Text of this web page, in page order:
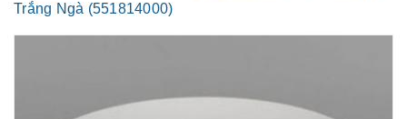
Trắng Ngà (551814000)